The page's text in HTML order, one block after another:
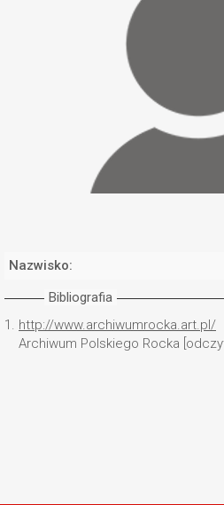
Nazwisko:
Bibliografia
1. http://www.archiwumrocka.art.pl/
Archiwum Polskiego Rocka